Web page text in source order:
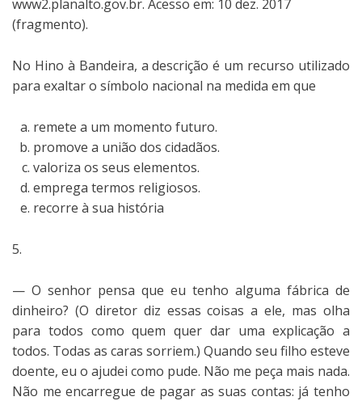
www2.planalto.gov.br. Acesso em: 10 dez. 2017
(fragmento).
No Hino à Bandeira, a descrição é um recurso utilizado
para exaltar o símbolo nacional na medida em que
remete a um momento futuro.
promove a união dos cidadãos.
valoriza os seus elementos.
emprega termos religiosos.
recorre à sua história
5.
— O senhor pensa que eu tenho alguma fábrica de
dinheiro? (O diretor diz essas coisas a ele, mas olha
para todos como quem quer dar uma explicação a
todos. Todas as caras sorriem.) Quando seu filho esteve
doente, eu o ajudei como pude. Não me peça mais nada.
Não me encarregue de pagar as suas contas: já tenho